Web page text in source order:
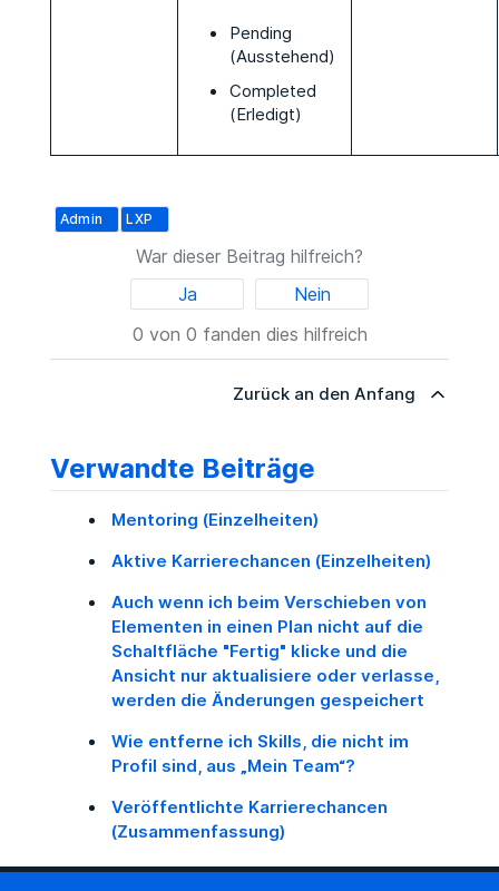
Pending
(Ausstehend)
Completed
(Erledigt)
Admin LXP
War dieser Beitrag hilfreich?
Ja
Nein
0 von 0 fanden dies hilfreich
Zurück an den Anfang
Verwandte Beiträge
Mentoring (Einzelheiten)
Aktive Karrierechancen (Einzelheiten)
Auch wenn ich beim Verschieben von
Elementen in einen Plan nicht auf die
Schaltfläche "Fertig" klicke und die
Ansicht nur aktualisiere oder verlasse,
werden die Änderungen gespeichert
Wie entferne ich Skills, die nicht im
Profil sind, aus „Mein Team“?
Veröffentlichte Karrierechancen
(Zusammenfassung)